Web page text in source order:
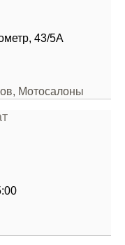
43/5А
Мотосалоны